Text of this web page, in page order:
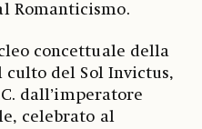
Romanticismo.
concettuale della
del Sol Invictus,
dall’imperatore
celebrato al